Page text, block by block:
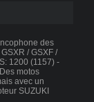
des
/ GSXF /
1200 (1157) -
motos
avec un
SUZUKI